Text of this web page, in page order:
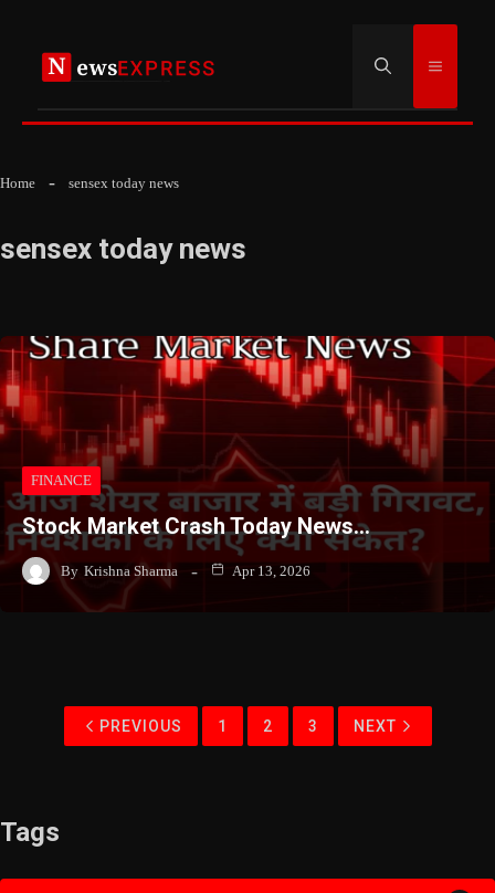
content
Menu
Home sensex today news
sensex today news
FINANCE
Stock Market Crash Today News…
By Krishna Sharma Apr 13, 2026
PREVIOUS 1 2 3 NEXT
Tags